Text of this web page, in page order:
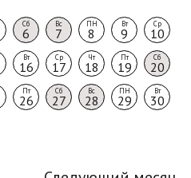
Сб
6
Вс
7
ПН
8
Вт
9
Ср
10
Вт
16
Ср
17
Чт
18
Пт
19
Сб
20
Пт
26
Сб
27
Вс
28
ПН
29
Вт
30